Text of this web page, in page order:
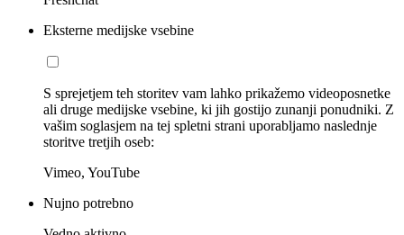
Eksterne medijske vsebine
S sprejetjem teh storitev vam lahko prikažemo videoposnetke
ali druge medijske vsebine, ki jih gostijo zunanji ponudniki. Z
vašim soglasjem na tej spletni strani uporabljamo naslednje
storitve tretjih oseb:
Vimeo, YouTube
Nujno potrebno